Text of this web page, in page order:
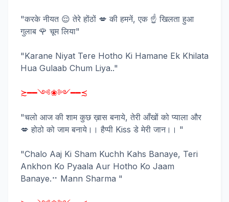
"करके नीयत 😌 तेरे होंठों 💋 की हमनें, एक ☝ खिलता हुआ
गुलाब 🌹 चूम लिया"
"Karane Niyat Tere Hotho Ki Hamane Ek Khilata
Hua Gulaab Chum Liya.."
≿━━༺❀༻━━≾
"चलो आज की शाम कुछ ख़ास बनाये, तेरी आँखों को प्याला और
💋 होठो को जाम बनाये।। हैप्पी Kiss डे मेरी जान।। "
"Chalo Aaj Ki Sham Kuchh Kahs Banaye, Teri
Ankhon Ko Pyaala Aur Hotho Ko Jaam
Banaye.⠒ Mann Sharma "